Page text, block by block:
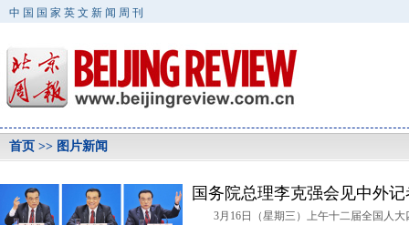
中国国家英文新闻周刊
首页 >> 图片新闻
国务院总理李克强会见中外记
3月16日（星期三）上午十二届全国人大